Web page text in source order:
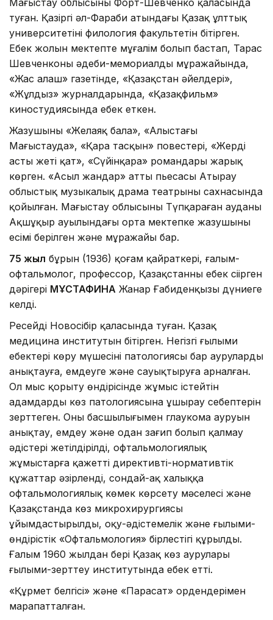
туған. Қазіргі әл-Фараби атындағы Қазақ ұлттық
университетінің филология факультетін бітірген.
Еңбек жолын мектепте мұғалім болып бастап, Тарас
Шевченконың әдеби-мемориалды мұражайында,
«Жас алаш» газетінде, «Қазақстан әйелдері»,
«Жұлдыз» журналдарында, «Қазақфильм»
киностудиясында еңбек еткен.
Жазушының «Желаяқ бала», «Алыстағы
Маңғыстауда», «Қара тасқын» повестері, «Жердің
асты жеті қат», «Сүйінқара» романдары жарық
көрген. «Асыл жандар» атты пьесасы Атырау
облыстық музыкалық драма театрының сахнасында
қойылған. Маңғыстау облысының Түпқараған ауданы
Ақшұңқыр ауылындағы орта мектепке жазушының
есімі берілген және мұражайы бар.
75 жыл бұрын (1936) қоғам қайраткері, ғалым-
офтальмолог, профессор, Қазақстанның еңбек сіңірген
дәрігері МҰСТАФИНА Жанар Ғабиденқызы дүниеге
келді.
Ресейдің Новосібір қаласында туған. Қазақ
медицина институтын бітірген. Негізгі ғылыми
еңбектері көру мүшесінің патологиясы бар ауруларды
анықтауға, емдеуге және сауықтыруға арналған.
Ол мыс қорыту өндірісінде жұмыс істейтін
адамдардың көз патологиясына ұшырау себептерін
зерттеген. Оның басшылығымен глаукома ауруын
анықтау, емдеу және одан зағип болып қалмау
әдістері жетілдірілді, офтальмологиялық
жұмыстарға қажетті директивті-нормативтік
құжаттар әзірленді, сондай-ақ халыққа
офтальмологиялық көмек көрсету мәселесі және
Қазақстанда көз микрохирургиясы
ұйымдастырылды, оқу-әдістемелік және ғылыми-
өндірістік «Офтальмология» бірлестігі құрылды.
Ғалым 1960 жылдан бері Қазақ көз аурулары
ғылыми-зерттеу институтында еңбек етті.
«Құрмет белгісі» және «Парасат» ордендерімен
марапатталған.